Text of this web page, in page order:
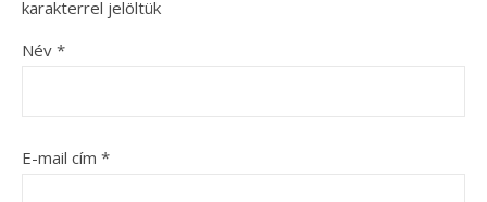
karakterrel jelöltük
Név *
E-mail cím *